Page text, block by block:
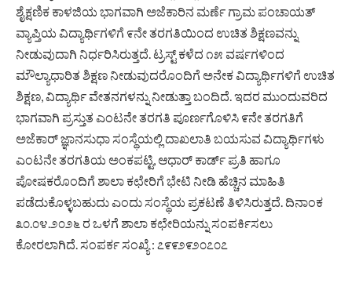
ಶೈಕ್ಷಣಿಕ ಕಾಳಜಿಯ ಭಾಗವಾಗಿ ಅಜೆಕಾರಿನ ಮರ್ಣೆ ಗ್ರಾಮ ಪಂಚಾಯತ್
ವ್ಯಾಪ್ತಿಯ ವಿದ್ಯಾರ್ಥಿಗಳಿಗೆ ೯ನೇ ತರಗತಿಯಿಂದ ಉಚಿತ ಶಿಕ್ಷಣವನ್ನು
ನೀಡುವುದಾಗಿ ನಿರ್ಧರಿಸಿರುತ್ತದೆ. ಟ್ರಸ್ಟ್ ಕಳೆದ ೧೫ ವರ್ಷಗಳಿಂದ
ಮೌಲ್ಯಾಧಾರಿತ ಶಿಕ್ಷಣ ನೀಡುವುದರೊಂದಿಗೆ ಅನೇಕ ವಿದ್ಯಾರ್ಥಿಗಳಿಗೆ ಉಚಿತ
ಶಿಕ್ಷಣ, ವಿದ್ಯಾರ್ಥಿ ವೇತನಗಳನ್ನು ನೀಡುತ್ತಾ ಬಂದಿದೆ. ಇದರ ಮುಂದುವರಿದ
ಭಾಗವಾಗಿ ಪ್ರಸ್ತುತ ಎಂಟನೇ ತರಗತಿ ಪೂರ್ಣಗೊಳಿಸಿ ೯ನೇ ತರಗತಿಗೆ
ಅಜೆಕಾರ್ ಜ್ಞಾನಸುಧಾ ಸಂಸ್ಥೆಯಲ್ಲಿ ದಾಖಲಾತಿ ಬಯಸುವ ವಿದ್ಯಾರ್ಥಿಗಳು
ಎಂಟನೇ ತರಗತಿಯ ಅಂಕಪಟ್ಟಿ, ಆಧಾರ್ ಕಾರ್ಡ್ ಪ್ರತಿ ಹಾಗೂ
ಪೋಷಕರೊಂದಿಗೆ ಶಾಲಾ ಕಛೇರಿಗೆ ಭೇಟಿ ನೀಡಿ ಹೆಚ್ಚಿನ ಮಾಹಿತಿ
ಪಡೆದುಕೊಳ್ಳಬಹುದು ಎಂದು ಸಂಸ್ಥೆಯ ಪ್ರಕಟಣೆ ತಿಳಿಸಿರುತ್ತದೆ. ದಿನಾಂಕ
೩೦.೦೪.೨೦೨೬ ರ ಒಳಗೆ ಶಾಲಾ ಕಛೇರಿಯನ್ನು ಸಂಪರ್ಕಿಸಲು
ಕೋರಲಾಗಿದೆ. ಸಂಪರ್ಕ ಸಂಖ್ಯೆ : ೭೯೯೨೯೨೦೭೦೭